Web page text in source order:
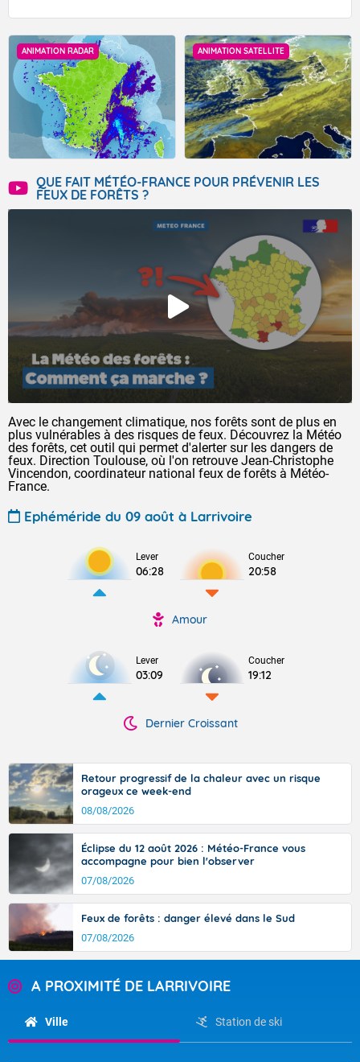
ANIMATION RADAR ANIMATION SATELLITE
QUE FAIT MÉTÉO-FRANCE POUR PRÉVENIR LES
FEUX DE FORÊTS ?
Avec le changement climatique, nos forêts sont de plus en
plus vulnérables à des risques de feux. Découvrez la Météo
des forêts, cet outil qui permet d'alerter sur les dangers de
feux. Direction Toulouse, où l'on retrouve Jean-Christophe
Vincendon, coordinateur national feux de forêts à Météo-
France.
Ephéméride du 09 août à Larrivoire
Lever
06:28
Coucher
20:58
Amour
Lever
03:09
Coucher
19:12
Dernier Croissant
Retour progressif de la chaleur avec un risque
orageux ce week-end
08/08/2026
Éclipse du 12 août 2026 : Météo-France vous
accompagne pour bien l'observer
07/08/2026
Feux de forêts : danger élevé dans le Sud
07/08/2026
A PROXIMITÉ DE LARRIVOIRE
Ville Station de ski